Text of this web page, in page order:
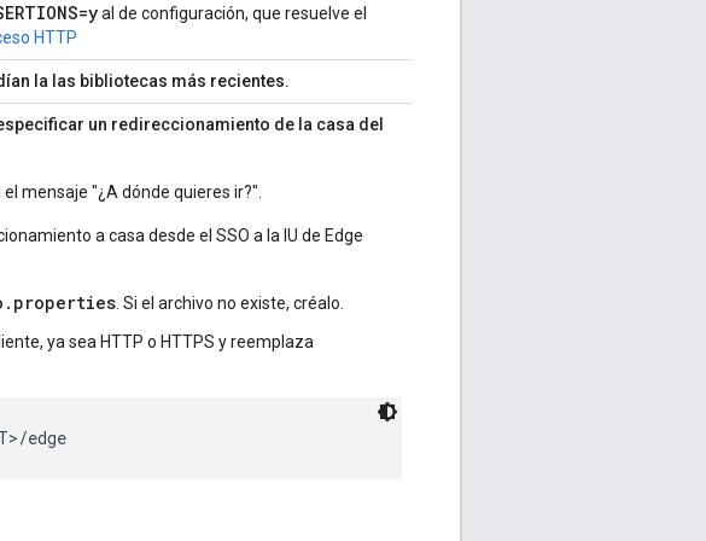
al de configuración, que resuelve el
HTTP
la las bibliotecas más recientes.
un redireccionamiento de la casa del
mensaje "¿A dónde quieres ir?".
a casa desde el SSO a la IU de Edge
. Si el archivo no existe, créalo.
ya sea HTTP o HTTPS y reemplaza
edge